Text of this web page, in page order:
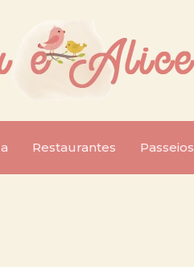
Restaurantes Passeios